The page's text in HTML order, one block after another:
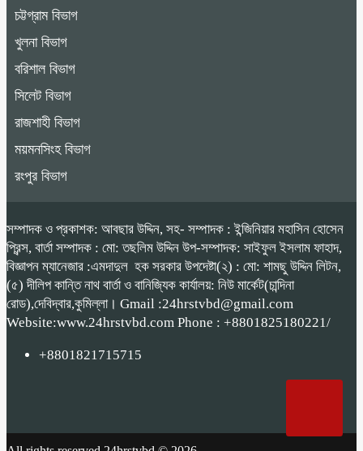
চট্টগ্রাম বিভাগ
খুলনা বিভাগ
বরিশাল বিভাগ
সিলেট বিভাগ
রাজশাহী বিভাগ
ময়মনসিংহ বিভাগ
রংপুর বিভাগ
সম্পাদক ও প্রকাশক: আবছার উদ্দিন, সহ- সম্পাদক : ইন্জিনিয়ার মহাসিন হোসেন
প্রিন্স, বার্তা সম্পাদক : মো: তছলিম উদ্দিন উপ-সম্পাদক: সাইফুল ইসলাম ফাহাদ,
বিজ্ঞাপন ম্যানেজার :এমদাদুল হক সরকার উপদেষ্টা(২) : মো: শামছু উদ্দিন লিটন,
(৫) দীলিপ কান্তি নাথ বার্তা ও বানিজ্যিক কার্যালয়: নিউ মার্কেট(চান্দিনা
রোড),দেবিদ্বার,কুমিল্লা। Gmail :24hrstvbd@gmail.com
Website:www.24hrstvbd.com Phone : +8801825180221/
+8801821715715